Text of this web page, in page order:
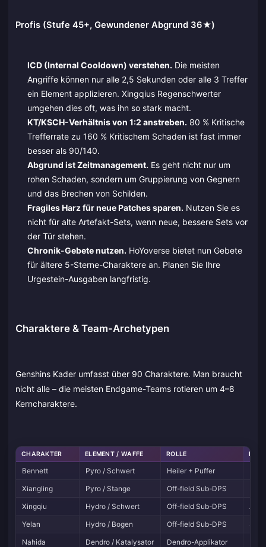
Profis (Stufe 45+, Gewundener Abgrund 36★)
ICD (Internal Cooldown) verstehen. Die meisten
Angriffe können nur alle 2,5 Sekunden oder alle 3 Treffer
ein Element applizieren. Xingqius Regenschwerter
umgehen dies oft, was ihn so stark macht.
KT/KSCH-Verhältnis von 1:2 anstreben. 80 % Kritische
Trefferrate zu 160 % Kritischem Schaden ist fast immer
besser als 90/140.
Abgrund ist Zeitmanagement. Es geht nicht nur um
rohen Schaden, sondern um Gruppierung von Gegnern
und das Brechen von Schilden.
Fragiles Harz für neue Patches sparen. Nutzen Sie es
nicht für alte Artefakt-Sets, wenn neue, bessere Sets vor
der Tür stehen.
Chronik-Gebete nutzen. HoYoverse bietet nun Gebete
für ältere 5-Sterne-Charaktere an. Planen Sie Ihre
Urgestein-Ausgaben langfristig.
Charaktere & Team-Archetypen
Genshins Kader umfasst über 90 Charaktere. Man braucht
nicht alle – die meisten Endgame-Teams rotieren um 4–8
Kerncharaktere.
CHARAKTER ELEMENT / WAFFE ROLLE
Bennett Pyro / Schwert Heiler + Puffer
Xiangling
Pyro / Stange Off-field Sub-DPS
Xingqiu
Hydro / Schwert Off-field Sub-DPS
Yelan
Hydro / Bogen Off-field Sub-DPS
Nahida
Dendro / Katalysator Dendro-Applikator